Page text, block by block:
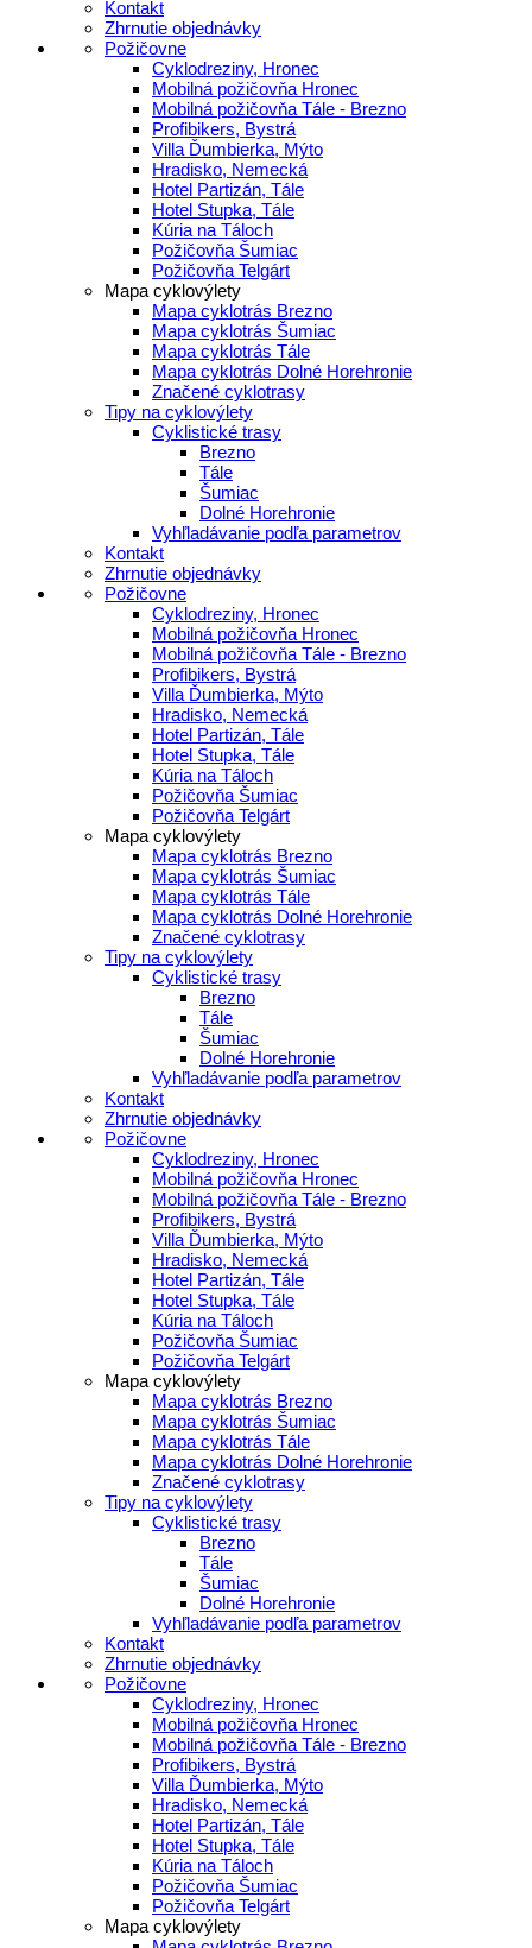
Kontakt
Zhrnutie objednávky
Požičovne
Cyklodreziny, Hronec
Mobilná požičovňa Hronec
Mobilná požičovňa Tále - Brezno
Profibikers, Bystrá
Villa Ďumbierka, Mýto
Hradisko, Nemecká
Hotel Partizán, Tále
Hotel Stupka, Tále
Kúria na Táloch
Požičovňa Šumiac
Požičovňa Telgárt
Mapa cyklovýlety
Mapa cyklotrás Brezno
Mapa cyklotrás Šumiac
Mapa cyklotrás Tále
Mapa cyklotrás Dolné Horehronie
Značené cyklotrasy
Tipy na cyklovýlety
Cyklistické trasy
Brezno
Tále
Šumiac
Dolné Horehronie
Vyhľladávanie podľa parametrov
Kontakt
Zhrnutie objednávky
Požičovne
Cyklodreziny, Hronec
Mobilná požičovňa Hronec
Mobilná požičovňa Tále - Brezno
Profibikers, Bystrá
Villa Ďumbierka, Mýto
Hradisko, Nemecká
Hotel Partizán, Tále
Hotel Stupka, Tále
Kúria na Táloch
Požičovňa Šumiac
Požičovňa Telgárt
Mapa cyklovýlety
Mapa cyklotrás Brezno
Mapa cyklotrás Šumiac
Mapa cyklotrás Tále
Mapa cyklotrás Dolné Horehronie
Značené cyklotrasy
Tipy na cyklovýlety
Cyklistické trasy
Brezno
Tále
Šumiac
Dolné Horehronie
Vyhľladávanie podľa parametrov
Kontakt
Zhrnutie objednávky
Požičovne
Cyklodreziny, Hronec
Mobilná požičovňa Hronec
Mobilná požičovňa Tále - Brezno
Profibikers, Bystrá
Villa Ďumbierka, Mýto
Hradisko, Nemecká
Hotel Partizán, Tále
Hotel Stupka, Tále
Kúria na Táloch
Požičovňa Šumiac
Požičovňa Telgárt
Mapa cyklovýlety
Mapa cyklotrás Brezno
Mapa cyklotrás Šumiac
Mapa cyklotrás Tále
Mapa cyklotrás Dolné Horehronie
Značené cyklotrasy
Tipy na cyklovýlety
Cyklistické trasy
Brezno
Tále
Šumiac
Dolné Horehronie
Vyhľladávanie podľa parametrov
Kontakt
Zhrnutie objednávky
Požičovne
Cyklodreziny, Hronec
Mobilná požičovňa Hronec
Mobilná požičovňa Tále - Brezno
Profibikers, Bystrá
Villa Ďumbierka, Mýto
Hradisko, Nemecká
Hotel Partizán, Tále
Hotel Stupka, Tále
Kúria na Táloch
Požičovňa Šumiac
Požičovňa Telgárt
Mapa cyklovýlety